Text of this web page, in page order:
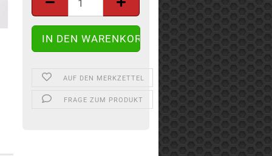
AUF DEN MERKZETTEL
FRAGE ZUM PRODUKT